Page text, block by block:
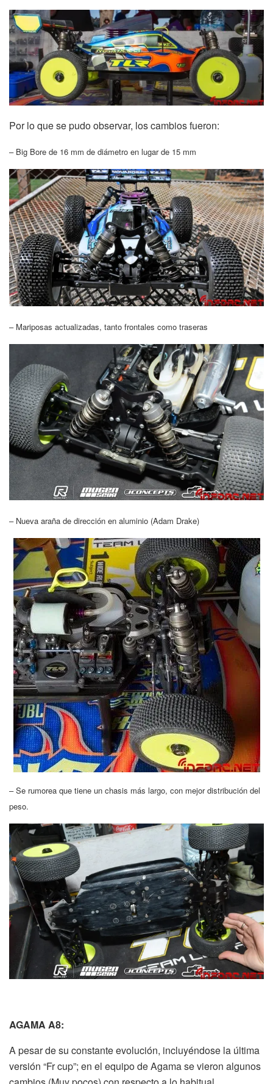
Por lo que se pudo observar, los cambios fueron:
– Big Bore de 16 mm de diámetro en lugar de 15 mm
– Mariposas actualizadas, tanto frontales como traseras
– Nueva araña de dirección en aluminio (Adam Drake)
– Se rumorea que tiene un chasis más largo, con mejor distribución del
peso.
AGAMA A8:
A pesar de su constante evolución, incluyéndose la última
versión “Fr cup”; en el equipo de Agama se vieron algunos